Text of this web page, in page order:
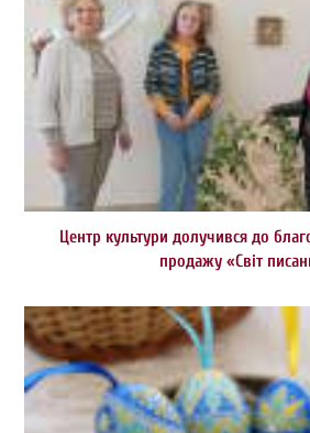
Центр культури долучився до
продажу «Світ